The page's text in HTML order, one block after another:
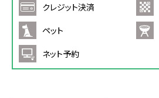
クレジット決済
ペット
ネット予約